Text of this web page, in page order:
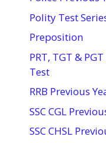
Polity Test
Preposition
PRT, TGT &
Test
RRB Previous
SSC CGL
SSC CHSL